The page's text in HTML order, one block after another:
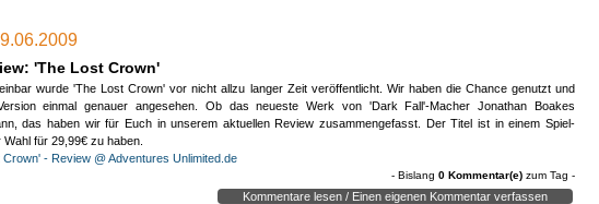
'The Lost Crown'
wurde 'The Lost Crown' vor nicht allzu langer Zeit veröffentlicht. Wir haben die Chance genutzt und
einmal genauer angesehen. Ob das neueste Werk von 'Dark Fall'-Macher Jonathan Boakes
das haben wir für Euch in unserem aktuellen Review zusammengefasst. Der Titel ist in einem Spiel-
für 29,99€ zu haben.
- Review @ Adventures Unlimited.de
- Bislang 0 Kommentar(e) zum Tag -
Kommentare lesen / Einen eigenen Kommentar verfassen